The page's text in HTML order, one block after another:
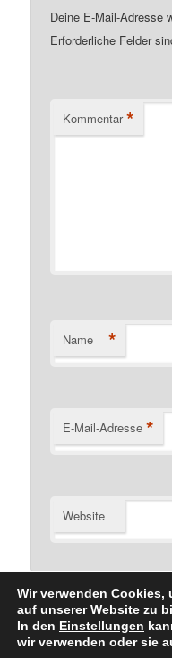
Deine E-Mail-Adresse
Erforderliche Felder
Kommentar *
Name *
E-Mail-Adresse *
Website
Datenschutzerklärung
Wir verwenden Cookies,
auf unserer Website zu
In den Einstellungen
wir verwenden oder sie